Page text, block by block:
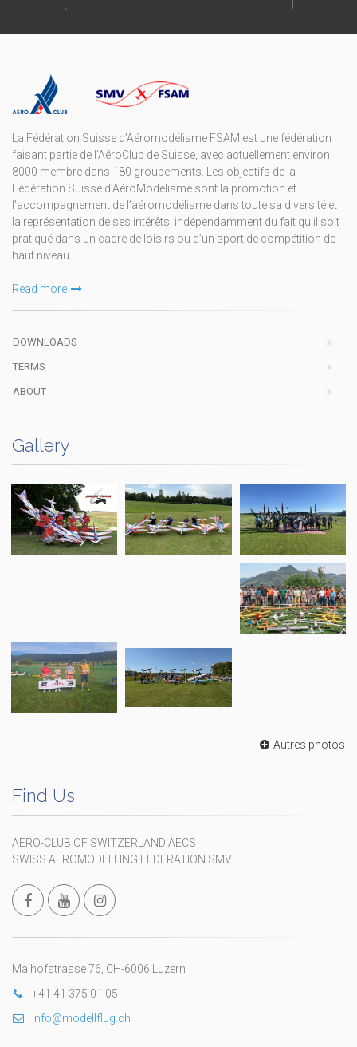
La Fédération Suisse d’Aéromodélisme FSAM est une fédération
faisant partie de l’AéroClub de Suisse, avec actuellement environ
8000 membre dans 180 groupements. Les objectifs de la
Fédération Suisse d’AéroModélisme sont la promotion et
l’accompagnement de l’aéromodélisme dans toute sa diversité et
la représentation de ses intérêts, indépendamment du fait qu’il soit
pratiqué dans un cadre de loisirs ou d’un sport de compétition de
haut niveau.
Read more
DOWNLOADS
TERMS
ABOUT
Gallery
Autres photos
Find Us
AERO-CLUB OF SWITZERLAND AECS
SWISS AEROMODELLING FEDERATION SMV
Maihofstrasse 76, CH-6006 Luzern
+41 41 375 01 05
info@modellflug.ch